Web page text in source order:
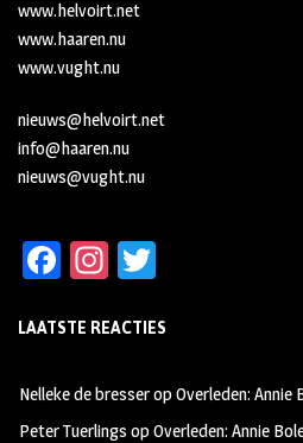
www.helvoirt.net
www.haaren.nu
www.vught.nu
nieuws@helvoirt.net
info@haaren.nu
nieuws@vught.nu
Fa
b
oo
k
In
ag
m
tt
LAATSTE REACTIES
Nelleke de bresseropOverleden: Annie
Peter Tuerlings opOverleden: Annie